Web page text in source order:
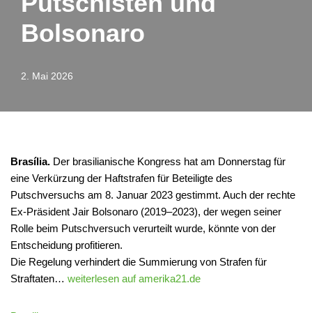
Bolsonaro
2. Mai 2026
Brasília. Der brasilianische Kongress hat am Donnerstag für
eine Verkürzung der Haftstrafen für Beteiligte des
Putschversuchs am 8. Januar 2023 gestimmt. Auch der rechte
Ex-Präsident Jair Bolsonaro (2019–2023), der wegen seiner
Rolle beim Putschversuch verurteilt wurde, könnte von der
Entscheidung profitieren.
Die Regelung verhindert die Summierung von Strafen für
Straftaten… weiterlesen auf amerika21.de